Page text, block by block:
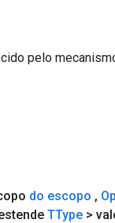
pelo
do escopo ,
TType >